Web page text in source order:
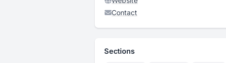
Contact
Sections